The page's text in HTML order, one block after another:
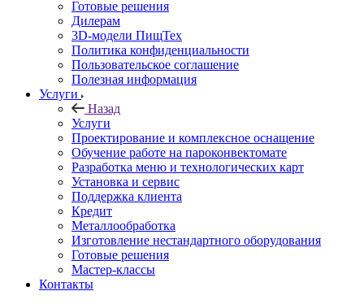
Готовые решения
Дилерам
3D-модели ПищТех
Политика конфиденциальности
Пользовательское соглашение
Полезная информация
Услуги
Назад
Услуги
Проектирование и комплексное оснащение
Обучение работе на пароконвектомате
Разработка меню и технологических карт
Установка и сервис
Поддержка клиента
Кредит
Металлообработка
Изготовление нестандартного оборудования
Готовые решения
Мастер-классы
Контакты